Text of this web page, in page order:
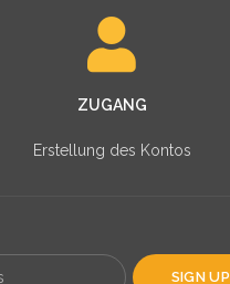
ZUGANG
Erstellung des Kontos